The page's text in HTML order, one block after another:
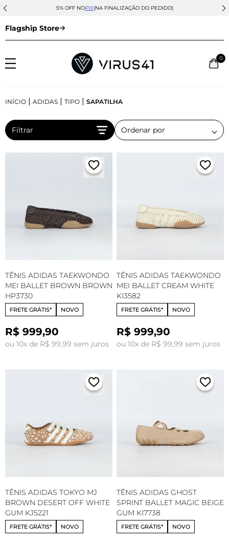
5% OFF NOPIX(NA FINALIZAÇÃO DO PEDIDO)
Flagship Store
0
INÍCIO | ADIDAS | TIPO | SAPATILHA
Filtrar
TÊNIS ADIDAS TAEKWONDO
MEI BALLET BROWN BROWN
HP3730
FRETE GRÁTIS* NOVO
R$ 999,90
ou 10x de R$ 99,99 sem juros
TÊNIS ADIDAS TAEKWONDO
MEI BALLET CREAM WHITE
KI3582
FRETE GRÁTIS* NOVO
R$ 999,90
ou 10x de R$ 99,99 sem juros
TÊNIS ADIDAS TOKYO MJ
BROWN DESERT OFF WHITE
GUM KJ5221
FRETE GRÁTIS* NOVO
TÊNIS ADIDAS GHOST
SPRINT BALLET MAGIC BEIGE
GUM KI7738
FRETE GRÁTIS* NOVO